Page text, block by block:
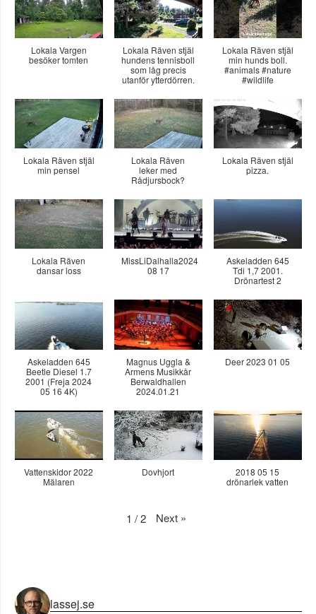
Lokala Vargen
besöker tomten
Lokala Räven stjäl
hundens tennisboll
som låg precis
utanför ytterdörren.
Lokala Räven stjäl
min hunds boll.
#animals #nature
#wildlife
Lokala Räven stjäl
min pensel
Lokala Räven
leker med
Rådjursbock?
Lokala Räven stjäl
pizza.
Lokala Räven
dansar loss
MissLiDalhalla2024
08 17
Askeladden 645
Tdi 1,7 2001.
Drönartest 2
Askeladden 645
Beetle Diesel 1.7
2001 (Freja 2024
05 16 4K)
Magnus Uggla &
Armens Musikkår
Berwaldhallen
2024.01.21
Deer 2023 01 05
Vattenskidor 2022
Mälaren
Dovhjort
2018 05 15
drönarlek vatten
1 /2 Next »
lassej.se